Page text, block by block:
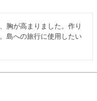
胸が高まりました。作り
島への旅行に使用したい